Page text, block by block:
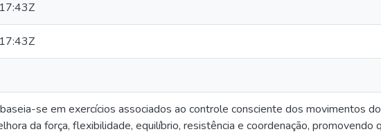
se em exercícios associados ao controle consciente dos movimentos
da força, flexibilidade, equilíbrio, resistência e coordenação, promovendo